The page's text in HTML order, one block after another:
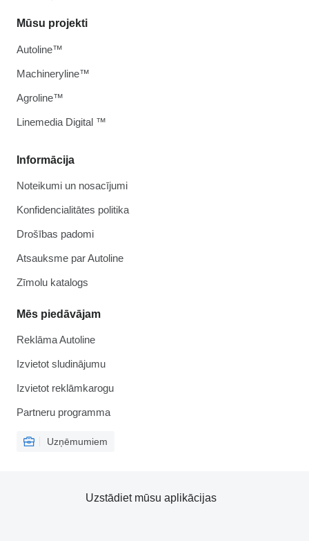
Informācija
Noteikumi un nosacījumi
Konfidencialitātes politika
Drošības padomi
Atsauksme par Autoline
Zīmolu katalogs
Mēs piedāvājam
Reklāma Autoline
Izvietot sludinājumu
Izvietot reklāmkarogu
Partneru programma
Uzņēmumiem
Mūsu projekti
Autoline™
Machineryline™
Agroline™
Linemedia Digital ™
Uzstādiet mūsu aplikācijas